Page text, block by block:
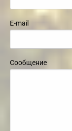
E-mail
Сообщение